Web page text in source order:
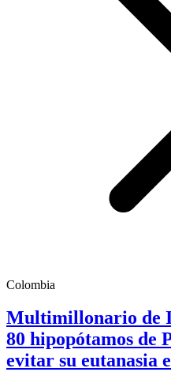
Colombia
Multimillonario de
80 hipopótamos de
evitar su eutanasia